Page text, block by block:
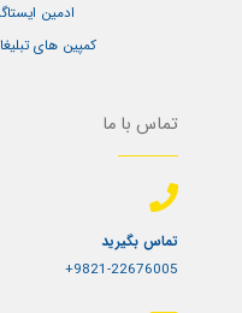
ادمین
کمپین های
تماس با ما
تماس بگیرید
9821-22676005+